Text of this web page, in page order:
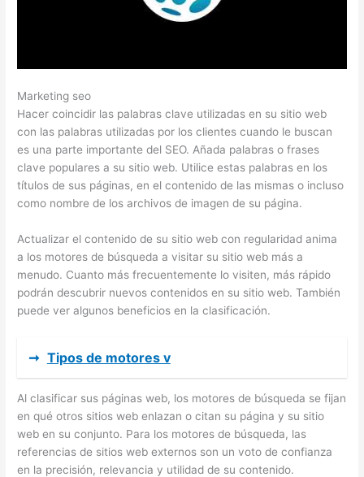
Marketing seo
Hacer coincidir las palabras clave utilizadas en su sitio web
con las palabras utilizadas por los clientes cuando le buscan
es una parte importante del SEO. Añada palabras o frases
clave populares a su sitio web. Utilice estas palabras en los
títulos de sus páginas, en el contenido de las mismas o incluso
como nombre de los archivos de imagen de su página.
Actualizar el contenido de su sitio web con regularidad anima
a los motores de búsqueda a visitar su sitio web más a
menudo. Cuanto más frecuentemente lo visiten, más rápido
podrán descubrir nuevos contenidos en su sitio web. También
puede ver algunos beneficios en la clasificación.
➞ Tipos de motores v
Al clasificar sus páginas web, los motores de búsqueda se fijan
en qué otros sitios web enlazan o citan su página y su sitio
web en su conjunto. Para los motores de búsqueda, las
referencias de sitios web externos son un voto de confianza
en la precisión, relevancia y utilidad de su contenido.